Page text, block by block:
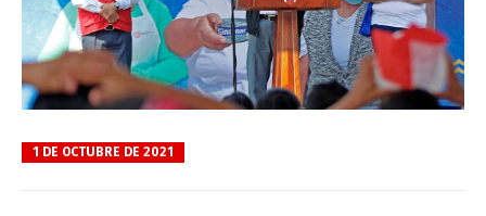
1 DE OCTUBRE DE 2021